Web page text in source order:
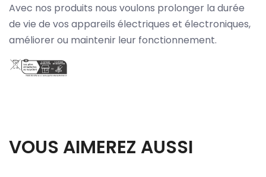
Avec nos produits nous voulons prolonger la durée
de vie de vos appareils électriques et électroniques,
améliorer ou maintenir leur fonctionnement.
VOUS AIMEREZ AUSSI